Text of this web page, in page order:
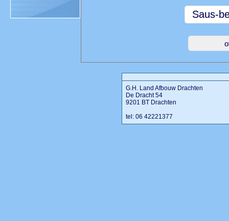
G.H. Land Afbouw Drachten
De Dracht 54
9201 BT Drachten
tel: 06 42221377